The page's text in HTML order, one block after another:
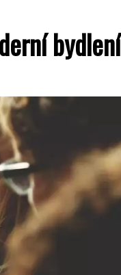
bydlení